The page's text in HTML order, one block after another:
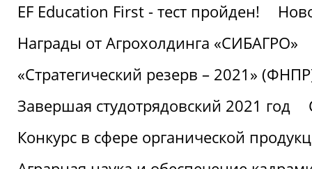
EF Education First - тест пройден!
Награды от Агрохолдинга «СИБАГРО»
«Стратегический резерв – 2021»
Завершая студотрядовский 2021 год
Конкурс в сфере органической